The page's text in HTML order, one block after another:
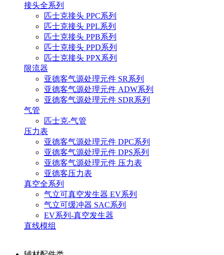
接头全系列
匹士克接头 PPC系列
匹士克接头 PPL系列
匹士克接头 PPB系列
匹士克接头 PPD系列
匹士克接头 PPX系列
限流器
亚德客气源处理元件 SR系列
亚德客气源处理元件 ADW系列
亚德客气源处理元件 SDR系列
气管
匹士克-气管
压力表
亚德客气源处理元件 DPC系列
亚德客气源处理元件 DPS系列
亚德客气源处理元件 压力表
亚德客压力表
真空全系列
气立可真空发生器 EV系列
气立可缓冲器 SAC系列
EV系列-真空发生器
直线模组